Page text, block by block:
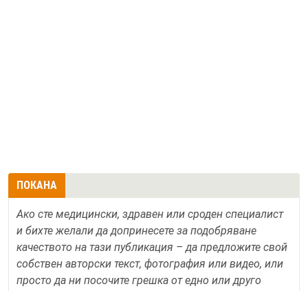
ПОКАНА
Ако сте медицински, здравен или сроден специалист
и бихте желали да допринесете за подобряване
качеството на тази публикация – да предложите свой
собствен авторски текст, фотография или видео, или
просто да ни посочите грешка от едно или друго